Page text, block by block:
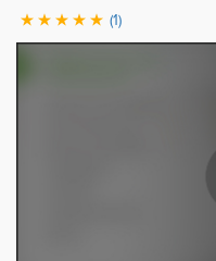
(1)